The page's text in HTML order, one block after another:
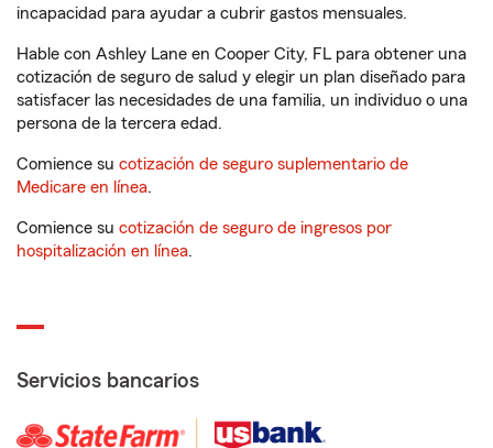
incapacidad para ayudar a cubrir gastos mensuales.
Hable con Ashley Lane en Cooper City, FL para obtener una
cotización de seguro de salud y elegir un plan diseñado para
satisfacer las necesidades de una familia, un individuo o una
persona de la tercera edad.
Comience su cotización de seguro suplementario de
Medicare en línea.
Comience su cotización de seguro de ingresos por
hospitalización en línea.
Servicios bancarios